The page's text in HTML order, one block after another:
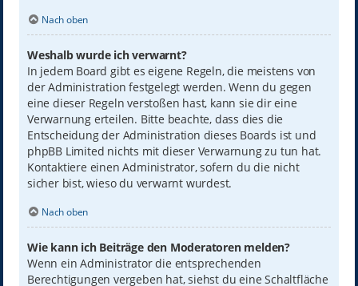
Nach oben
Weshalb wurde ich verwarnt?
In jedem Board gibt es eigene Regeln, die meistens von
der Administration festgelegt werden. Wenn du gegen
eine dieser Regeln verstoßen hast, kann sie dir eine
Verwarnung erteilen. Bitte beachte, dass dies die
Entscheidung der Administration dieses Boards ist und
phpBB Limited nichts mit dieser Verwarnung zu tun hat.
Kontaktiere einen Administrator, sofern du die nicht
sicher bist, wieso du verwarnt wurdest.
Nach oben
Wie kann ich Beiträge den Moderatoren melden?
Wenn ein Administrator die entsprechenden
Berechtigungen vergeben hat, siehst du eine Schaltfläche